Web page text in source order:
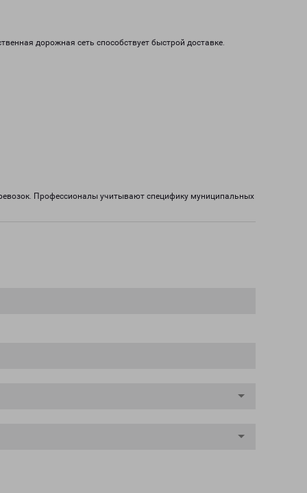
дорожная сеть способствует быстрой доставке.
Профессионалы учитывают специфику муниципальных